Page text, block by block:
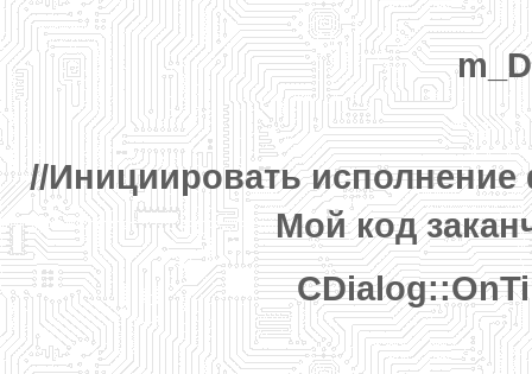
//Инициировать
Мой код